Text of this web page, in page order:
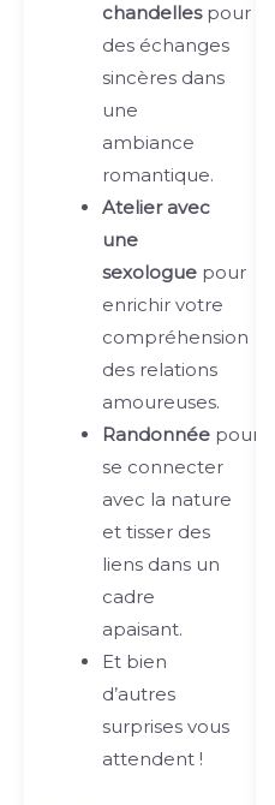
chandellespour
des échanges
sincères dans
une
ambiance
romantique.
Atelier avec
une
sexologue pour
enrichir votre
compréhension
des relations
amoureuses.
Randonnée pour
se connecter
avec la nature
et tisser des
liens dans un
cadre
apaisant.
Et bien
d’autres
surprises vous
attendent !